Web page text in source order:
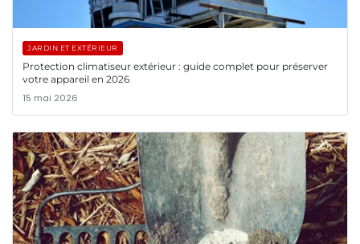
JARDIN ET EXTÉRIEUR
Protection climatiseur extérieur : guide complet pour préserver
votre appareil en 2026
15 mai 2026